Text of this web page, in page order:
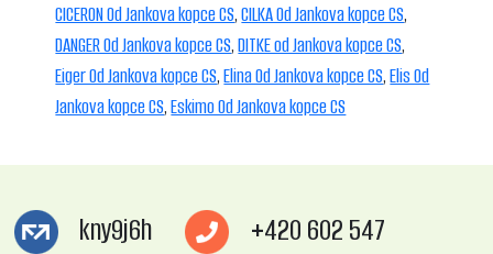
CICERON Od Jankova kopce CS,CILKA Od Jankova kopce CS,
DANGER Od Jankova kopce CS,DITKE od Jankova kopce CS,
Eiger Od Jankova kopce CS,Elina Od Jankova kopce CS,Elis Od
Jankova kopce CS,Eskimo Od Jankova kopce CS
kny9j6h
+420 602 547